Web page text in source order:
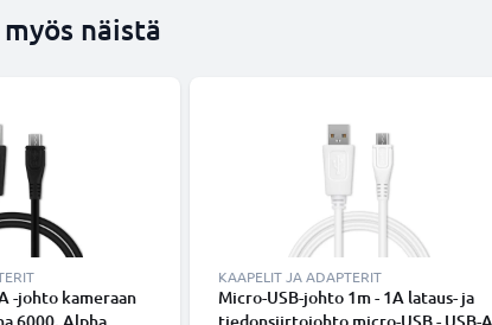
näistä
-johto kameraan
KAAPELIT JA ADAPTERIT
Micro-USB-johto 1m - 1A lataus- ja